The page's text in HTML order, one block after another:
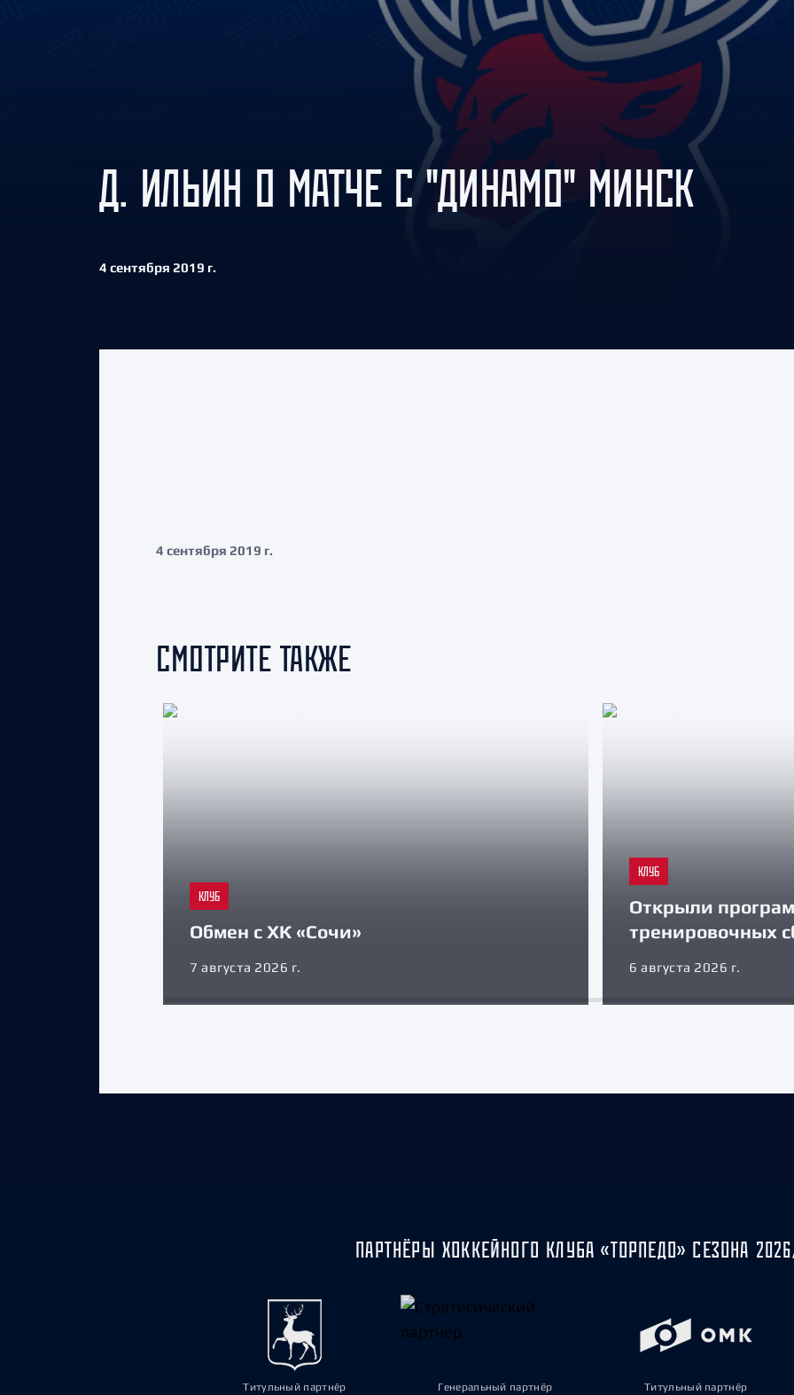
Амур
Барыс
Салават Юлаев
Сибирь
Д. ИЛЬИН О МАТЧЕ С "ДИНАМО" МИНСК
4 сентября 2019 г.
4 сентября 2019 г.
СМОТРИТЕ ТАКЖЕ
КЛУБ
Обмен с ХК «Сочи»
7 августа 2026 г.
КЛУБ
Открыли
тренировочных
6 августа 2026 г.
ПАРТНЁРЫ ХОККЕЙНОГО КЛУБА «ТОРПЕДО» СЕЗОНА
Титульный партнёр Генеральный партнёр Титульный партнёр